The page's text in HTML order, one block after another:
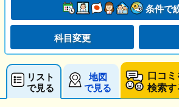
条件で
科目変更
リスト
で見る
地図
で見る
口コ
検索す